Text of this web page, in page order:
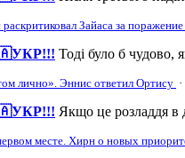
Зайаса за
Тоді було б чудово,
лично». Эннис ответил Ортису ·
Якщо це розладдя в
месте. Хирн о новых